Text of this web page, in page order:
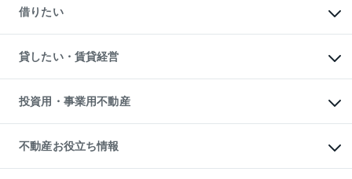
中古一戸建ての購入
不動産購入の流れ
注目キーワード物件特集
購入ガイド
English 繁体中文簡体中文
一戸建ての売却・査定
土地の売却・査定
スピードAI査定
不動産査定について
不動産売却の流れ
不動産買換えの流れ
売却ガイド
借りたい
オフィス・店舗の賃貸
借りるときの流れ
借りるガイド
貸したい・賃貸経営
マンション賃料データ
賃貸管理プラン
リロケーションについて
貸すガイド
投資用・事業用不動産
事業用不動産
マンション投資
投資用マンション
不動産お役立ち情報